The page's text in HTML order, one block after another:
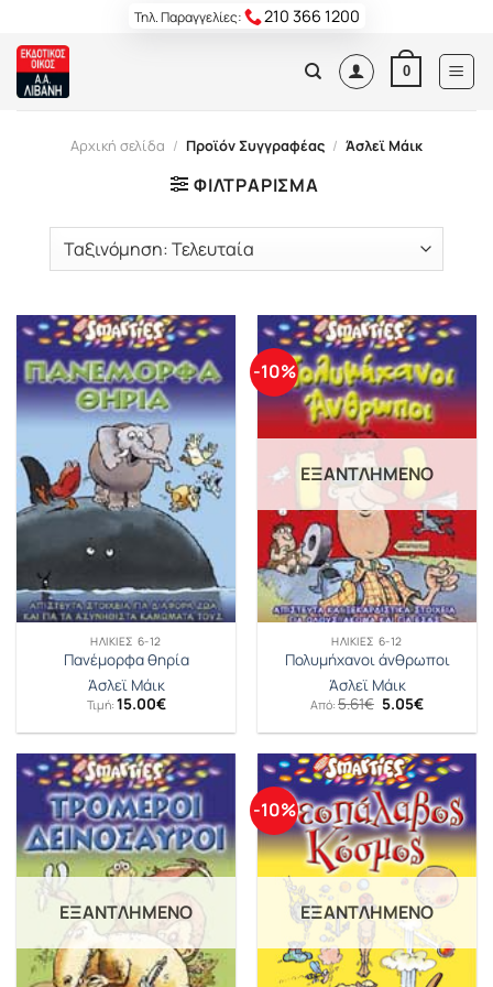
content
Τηλ. Παραγγελίες: 210 366 1200
0
Αρχική σελίδα / Προϊόν Συγγραφέας / Άσλεϊ Μάικ
ΦΙΛΤΡΆΡΙΣΜΑ
ΗΛΙΚΊΕΣ 6-12
Πανέμορφα θηρία
Άσλεϊ Μάικ
Τιμή: 15.00€
-10%
ΕΞΑΝΤΛΗΜΈΝΟ
ΗΛΙΚΊΕΣ 6-12
Πολυμήχανοι άνθρωποι
Άσλεϊ Μάικ
Από: 5.61€ Original
price
was:
5.05€Η
τιμή
5.05€.
ΕΞΑΝΤΛΗΜΈΝΟ
-10%
ΕΞΑΝΤΛΗΜΈΝΟ